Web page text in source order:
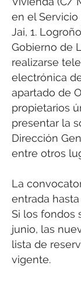
en el
Jai, 1.
Gobierno de
realizarse
electrónica
apartado de
propietarios
presentar la
Dirección
entre otros
La
entrada
Si los fondos
junio, las
lista de
vigente.